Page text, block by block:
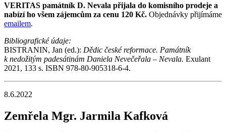
VERITAS památník D. Nevala přijala do komisního prodeje a
nabízí ho všem zájemcům za cenu 120 Kč. Objednávky přijímáme
emailem.
Bibliografické údaje:
BISTRANIN, Jan (ed.): Dědic české reformace. Památník
k nedožitým padesátinám Daniela Nevečeřala – Nevala. Exulant
2021, 133 s. ISBN 978-80-905318-6-4.
8.6.2022
Zemřela Mgr. Jarmila Kafková